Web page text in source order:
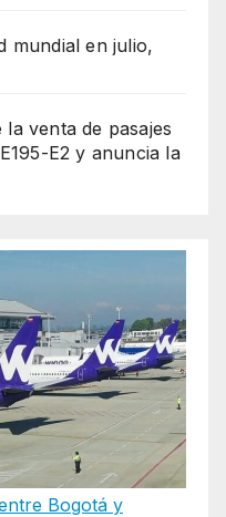
mundial en julio,
venta de pasajes
E2 y anuncia la
Bogotá y